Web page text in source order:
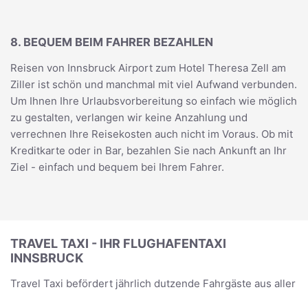
8. BEQUEM BEIM FAHRER BEZAHLEN
Reisen von Innsbruck Airport zum Hotel Theresa Zell am
Ziller ist schön und manchmal mit viel Aufwand verbunden.
Um Ihnen Ihre Urlaubsvorbereitung so einfach wie möglich
zu gestalten, verlangen wir keine Anzahlung und
verrechnen Ihre Reisekosten auch nicht im Voraus. Ob mit
Kreditkarte oder in Bar, bezahlen Sie nach Ankunft an Ihr
Ziel - einfach und bequem bei Ihrem Fahrer.
TRAVEL TAXI - IHR FLUGHAFENTAXI
INNSBRUCK
Travel Taxi befördert jährlich dutzende Fahrgäste aus aller